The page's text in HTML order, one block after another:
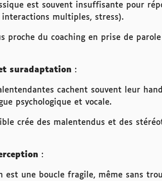
est souvent insuffisante pour
multiples, stress).
proche du coaching en prise de
suradaptation :
cachent souvent leur
psychologique et vocale.
crée des malentendus et des
:
est une boucle fragile, même sans